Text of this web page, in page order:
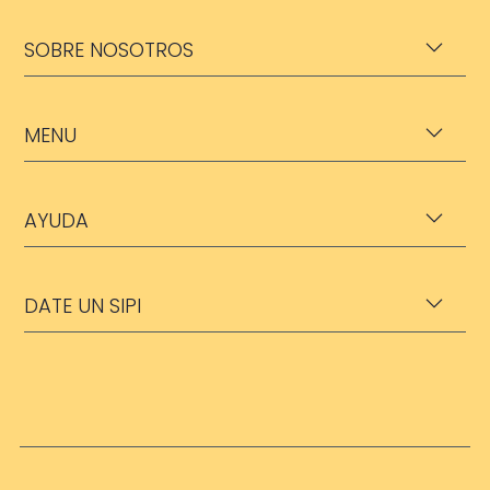
SOBRE NOSOTROS
MENU
AYUDA
DATE UN SIPI